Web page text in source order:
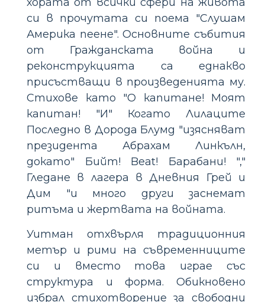
си в прочутата си поема "Слушам
Америка пеене". Основните събития
от Гражданската война и
реконструкцията са еднакво
присъстващи в произведенията му.
Стихове като "О капитане! Моят
капитан! "И" Когато Лилаците
Последно в Дорода Блумд "изясняват
президента Абрахам Линкълн,
докато" Бийт! Beat! Барабани! ","
Гледане в лагера в Дневния Грей и
Дим "и много други заснемат
ритъма и жертвата на войната.
Уитман отхвърля традиционния
метър и рими на съвременниците
си и вместо това играе със
структура и форма. Обикновено
избрал стихотворение за свободни